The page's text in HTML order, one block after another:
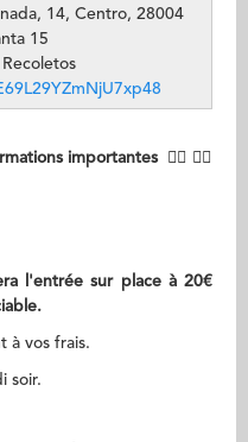
14, Centro, 28004
15
importantes 👈🏻 👈🏻
l'entrée sur place à 20€
.
à vos frais.
soir.